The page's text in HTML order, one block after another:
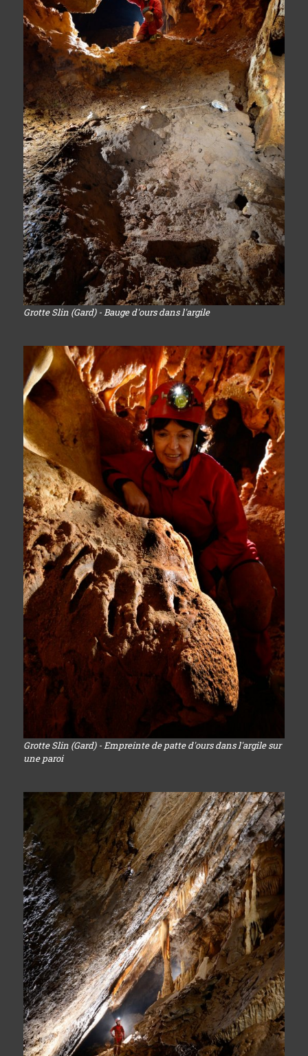
Grotte Slin (Gard) - Bauge d'ours dans l'argile
Grotte Slin (Gard) - Empreinte de patte d'ours dans l'argile sur
une paroi